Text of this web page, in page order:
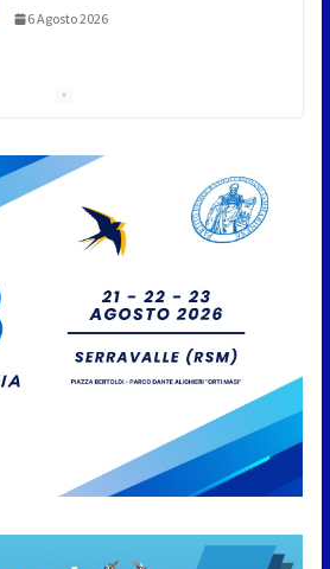
6 Agosto 2026
approvato
6 Agosto 2026
Protezione Civile San Marino.
della fase preliminare di
preallarme, dal 3 al 9 agosto
6 Agosto 2026
“San Marino Antiqua –
Leggende e storie del Titano”:
l’inequivocabile successo di
6 Agosto 2026